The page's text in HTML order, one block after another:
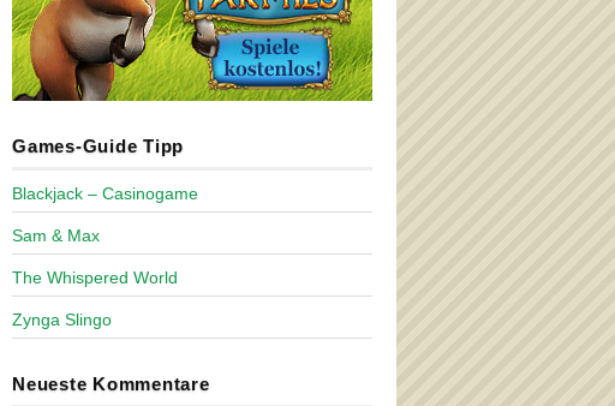
Games-Guide Tipp
Blackjack – Casinogame
Sam & Max
The Whispered World
Zynga Slingo
Neueste Kommentare